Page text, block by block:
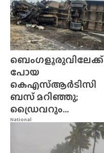
National
ബെംഗളൂരുവിലേക്ക്
പോയ
കെഎസ്ആർടിസി
ബസ് മറിഞ്ഞു;
ഡ്രൈവറും...